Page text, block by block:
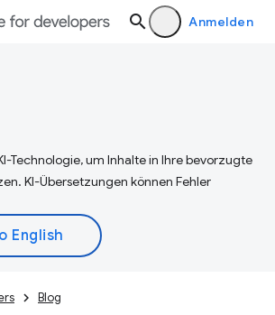
Anmelden
Technologie, um Inhalte in Ihre bevorzugte
KI-Übersetzungen können Fehler
Blog